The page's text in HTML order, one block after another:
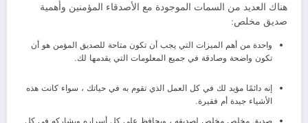
هناك العديد من السمات الموجودة مع الأصدقاء المؤمنين وأهمية
صديق مخلص:
واحدة من أهم الميزات التي يجب أن تكون متاحة للصديق المؤمن هو أن
تكون واضحة وصادقة في جميع المعلومات التي يقدمها لك.
إنه دائمًا مؤيد لك في كل العمل الذي تقوم به في حياتك ، سواء كانت هذه
الأشياء جيدة أم فقيرة.